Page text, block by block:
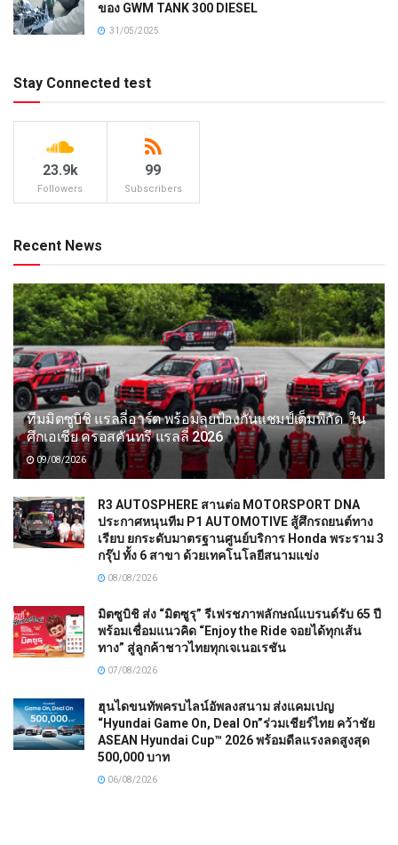
ของ GWM TANK 300 DIESEL
31/05/2025
Stay Connected test
23.9k
Followers
99
Subscribers
Recent News
ทีมมิตซูบิชิ แรลลี่อาร์ต พร้อมลุยป้องกันแชมป์เต็มพิกัด ใน
ศึกเอเชีย ครอสคันทรี แรลลี่ 2026
09/08/2026
R3 AUTOSPHERE สานต่อ MOTORSPORT DNA
ประกาศหนุนทีม P1 AUTOMOTIVE สู้ศึกรถยนต์ทาง
เรียบ ยกระดับมาตรฐานศูนย์บริการ Honda พระราม 3
กรุ๊ป ทั้ง 6 สาขา ด้วยเทคโนโลยีสนามแข่ง
08/08/2026
มิตซูบิชิ ส่ง “มิตซูรุ” รีเฟรชภาพลักษณ์แบรนด์รับ 65 ปี
พร้อมเชื่อมแนวคิด “Enjoy the Ride จอยได้ทุกเส้น
ทาง” สู่ลูกค้าชาวไทยทุกเจเนอเรชัน
07/08/2026
ฮุนไดขนทัพครบไลน์อัพลงสนาม ส่งแคมเปญ
“Hyundai Game On, Deal On”ร่วมเชียร์ไทย คว้าชัย
ASEAN Hyundai Cup™ 2026 พร้อมดีลแรงลดสูงสุด
500,000 บาท
06/08/2026